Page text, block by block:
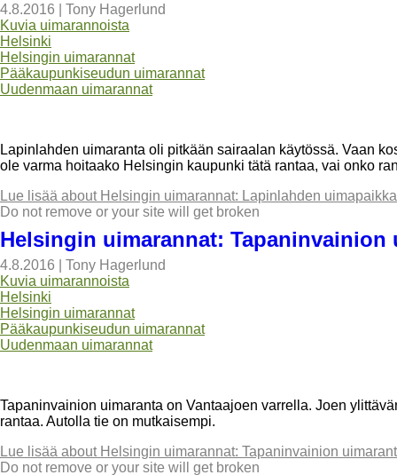
4.8.2016
Tony Hagerlund
Kuvia uimarannoista
Helsinki
Helsingin uimarannat
Pääkaupunkiseudun uimarannat
Uudenmaan uimarannat
Lapinlahden uimaranta oli pitkään sairaalan käytössä. Vaan
ole varma hoitaako Helsingin kaupunki tätä rantaa, vai onko
Lue lisää about Helsingin uimarannat: Lapinlahden uimapaikka
Do not remove or your site will get broken
Helsingin uimarannat: Tapaninvainion
4.8.2016
Tony Hagerlund
Kuvia uimarannoista
Helsinki
Helsingin uimarannat
Pääkaupunkiseudun uimarannat
Uudenmaan uimarannat
Tapaninvainion uimaranta on Vantaajoen varrella. Joen
rantaa. Autolla tie on mutkaisempi.
Lue lisää about Helsingin uimarannat: Tapaninvainion
Do not remove or your site will get broken